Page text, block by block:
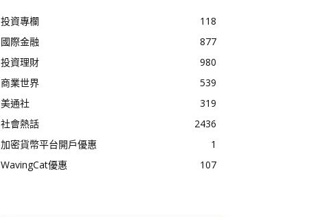
投資專欄
118
國際金融
877
投資理財
980
商業世界
539
美通社
319
社會熱話
2436
加密貨幣平台開戶優惠
1
WavingCat優惠
107